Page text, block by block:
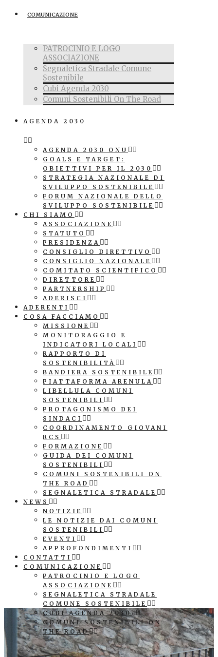
COMUNICAZIONE
PATROCINIO E LOGO
ASSOCIAZIONE
Segnaletica Stradale Comune
Sostenibile
Cubi Agenda 2030
Comuni Sostenibili On The Road
AGENDA 2030
AGENDA 2030 ONU
GOALS E TARGET:
OBIETTIVI PER IL 2030
STRATEGIA NAZIONALE DI
SVILUPPO SOSTENIBILE
FORUM NAZIONALE DELLO
SVILUPPO SOSTENIBILE
CHI SIAMO
ASSOCIAZIONE
STATUTO
PRESIDENZA
CONSIGLIO DIRETTIVO
CONSIGLIO NAZIONALE
COMITATO SCIENTIFICO
DIRETTORE
PARTNERSHIP
ADERISCI
ADERENTI
COSA FACCIAMO
MISSIONE
MONITORAGGIO E
INDICATORI LOCALI
RAPPORTO DI
SOSTENIBILITÀ
BANDIERA SOSTENIBILE
PIATTAFORMA ARENULA
LIBELLULA COMUNI
SOSTENIBILI
PROTAGONISMO DEI
SINDACI
COORDINAMENTO GIOVANI
RCS
FORMAZIONE
GUIDA DEI COMUNI
SOSTENIBILI
COMUNI SOSTENIBILI ON
THE ROAD
SEGNALETICA STRADALE
NEWS
NOTIZIE
LE NOTIZIE DAI COMUNI
SOSTENIBILI
EVENTI
APPROFONDIMENTI
CONTATTI
COMUNICAZIONE
PATROCINIO E LOGO
ASSOCIAZIONE
SEGNALETICA STRADALE
COMUNE SOSTENIBILE
CUBI AGENDA 2030
COMUNI SOSTENIBILI ON
THE ROAD